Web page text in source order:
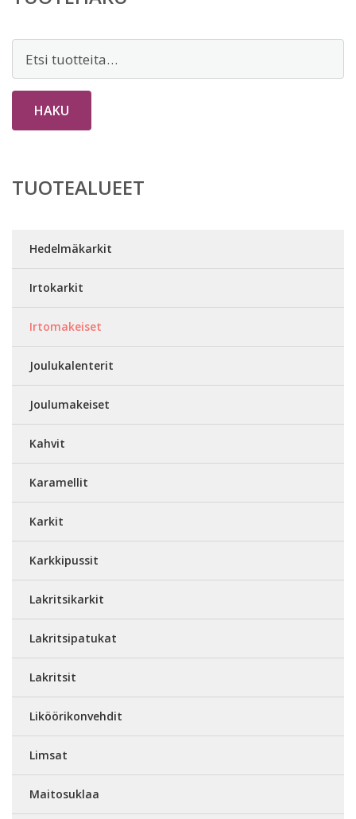
HAKU
TUOTEALUEET
Hedelmäkarkit
Irtokarkit
Irtomakeiset
Joulukalenterit
Joulumakeiset
Kahvit
Karamellit
Karkit
Karkkipussit
Lakritsikarkit
Lakritsipatukat
Lakritsit
Liköörikonvehdit
Limsat
Maitosuklaa